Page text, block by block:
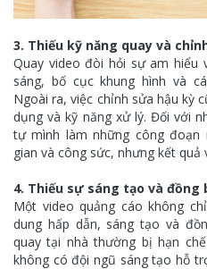
3. Thiếu kỹ năng quay và
Quay video đòi hỏi sự am hiểu
sáng, bố cục khung hình và
Ngoài ra, việc chỉnh sửa hậu kỳ
dụng và kỹ năng xử lý. Đối với
tự mình làm những công
gian và công sức, nhưng kết
4. Thiếu sự sáng tạo và đồng
Một video quảng cáo không
dung hấp dẫn, sáng tạo và
quay tại nhà thường bị hạn
không có đội ngũ sáng tạo hỗ